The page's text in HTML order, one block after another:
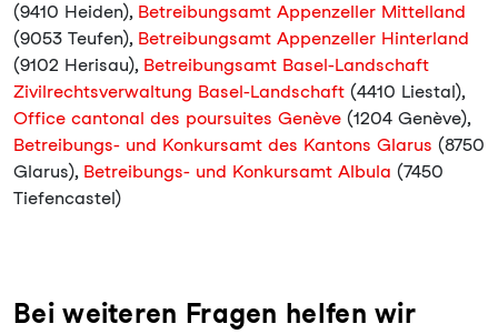
(9410 Heiden), Betreibungsamt Appenzeller Mittelland
(9053 Teufen), Betreibungsamt Appenzeller Hinterland
(9102 Herisau), Betreibungsamt Basel-Landschaft
Zivilrechtsverwaltung Basel-Landschaft (4410 Liestal),
Office cantonal des poursuites Genève (1204 Genève),
Betreibungs- und Konkursamt des Kantons Glarus (8750
Glarus), Betreibungs- und Konkursamt Albula (7450
Tiefencastel)
Bei weiteren Fragen helfen wir